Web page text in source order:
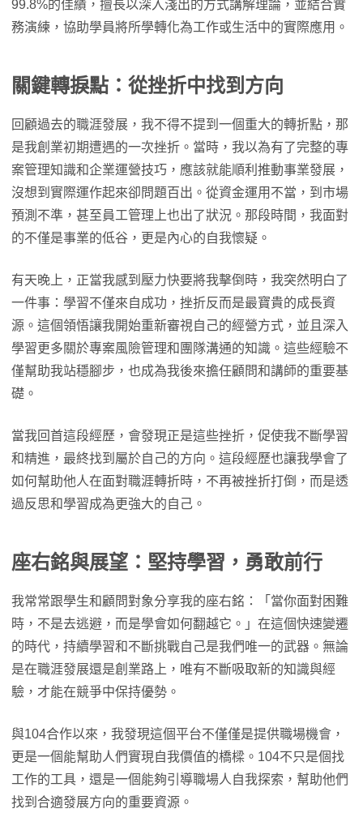
99.8%的佳績，擅長以深入淺出的方式講解理論，並結合實
務演練，協助學員將所學轉化為工作或生活中的實際應用。
關鍵轉捩點：從挫折中找到方向
回顧過去的職涯發展，我不得不提到一個重大的轉折點，那
是我創業初期遭遇的一次挫折。當時，我以為有了完整的專
案管理知識和企業運營技巧，應該就能順利推動事業發展，
沒想到實際運作起來卻問題百出。從資金運用不當，到市場
預測不準，甚至員工管理上也出了狀況。那段時間，我面對
的不僅是事業的低谷，更是內心的自我懷疑。
有天晚上，正當我感到壓力快要將我擊倒時，我突然明白了
一件事：學習不僅來自成功，挫折反而是最寶貴的成長資
源。這個領悟讓我開始重新審視自己的經營方式，並且深入
學習更多關於專案風險管理和團隊溝通的知識。這些經驗不
僅幫助我站穩腳步，也成為我後來擔任顧問和講師的重要基
礎。
當我回首這段經歷，會發現正是這些挫折，促使我不斷學習
和精進，最終找到屬於自己的方向。這段經歷也讓我學會了
如何幫助他人在面對職涯轉折時，不再被挫折打倒，而是透
過反思和學習成為更強大的自己。
座右銘與展望：堅持學習，勇敢前行
我常常跟學生和顧問對象分享我的座右銘：「當你面對困難
時，不是去逃避，而是學會如何翻越它。」在這個快速變遷
的時代，持續學習和不斷挑戰自己是我們唯一的武器。無論
是在職涯發展還是創業路上，唯有不斷吸取新的知識與經
驗，才能在競爭中保持優勢。
與104合作以來，我發現這個平台不僅僅是提供職場機會，
更是一個能幫助人們實現自我價值的橋樑。104不只是個找
工作的工具，還是一個能夠引導職場人自我探索，幫助他們
找到合適發展方向的重要資源。